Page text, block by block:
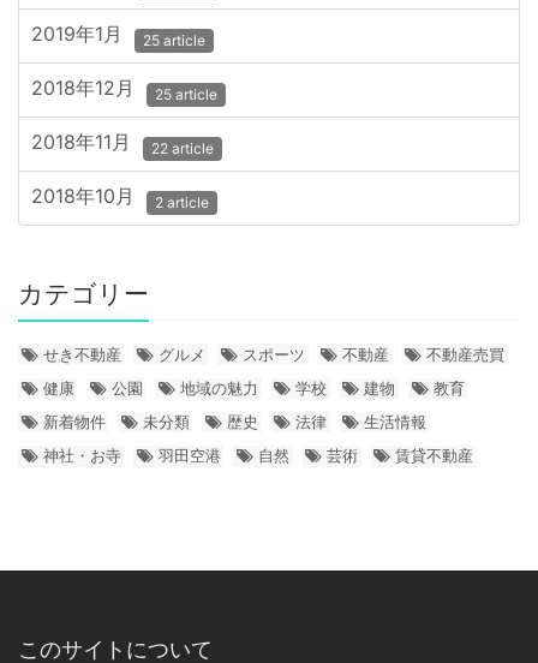
2019年1月 25 article
2018年12月 25 article
2018年11月 22 article
2018年10月 2 article
カテゴリー
せき不動産 グルメ スポーツ 不動産
不動産売買
健康
公園 地域の魅力 学校 建物
教育
新着物件
未分類 歴史 法律
生活情報
神社・お寺
羽田空港 自然 芸術 賃貸不動産
このサイトについて